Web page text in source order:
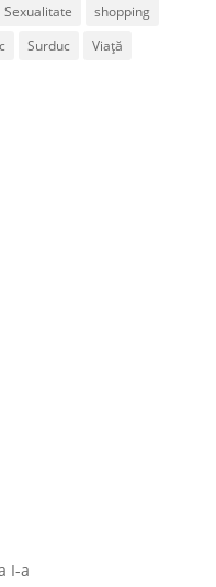
Sexualitate
shopping
Surduc Viață
I-a